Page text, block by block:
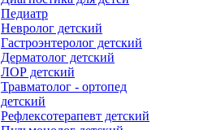
Педиатр
Невролог детский
Гастроэнтеролог детский
Дерматолог детский
ЛОР детский
Травматолог - ортопед
детский
Рефлексотерапевт детский